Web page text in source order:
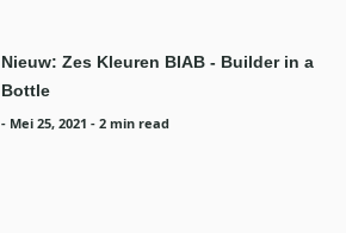
Nieuw: Zes Kleuren BIAB - Builder in a
Bottle
- Mei 25, 2021 - 2 min read